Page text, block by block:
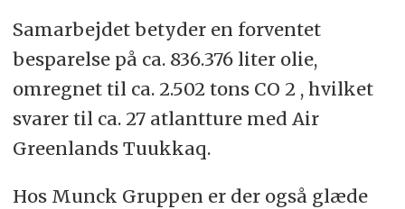
Samarbejdet betyder en forventet
besparelse på ca. 836.376 liter olie,
omregnet til ca. 2.502 tons CO 2 , hvilket
svarer til ca. 27 atlantture med Air
Greenlands Tuukkaq.
Hos Munck Gruppen er der også glæde